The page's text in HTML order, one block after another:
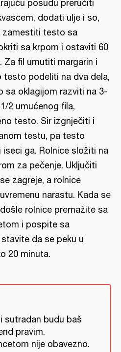
posudu preručiti
dodati ulje i so,
zamestiti testo sa
sa krpom i ostaviti 60
Za fil umutiti margarin i
testo podeliti na dva dela,
sa oklagijom razviti na 3-
2 umućenog fila,
testo. Sir izgnječiti i
testu, pa testo
iseci ga. Rolnice složiti na
za pečenje. Uključiti
zagreje, a rolnice
narastu. Kada se
rolnice premažite sa
i pospite sa
da se peku u
20 minuta.
sutradan budu baš
pravim.
nije obavezno.